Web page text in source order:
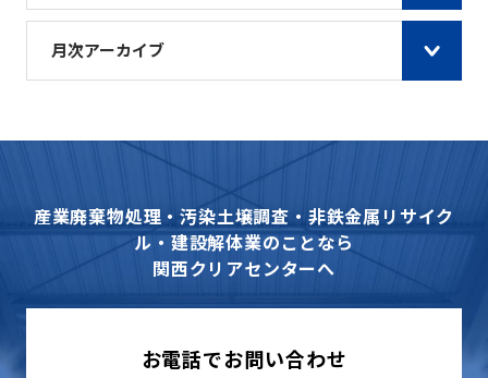
月次アーカイブ
産業廃棄物処理・汚染土壌調査・非鉄金属リサイク
ル・建設解体業のことなら
関西クリアセンターへ
お電話でお問い合わせ